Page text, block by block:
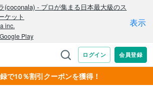
で10％割引クーポンを獲得！